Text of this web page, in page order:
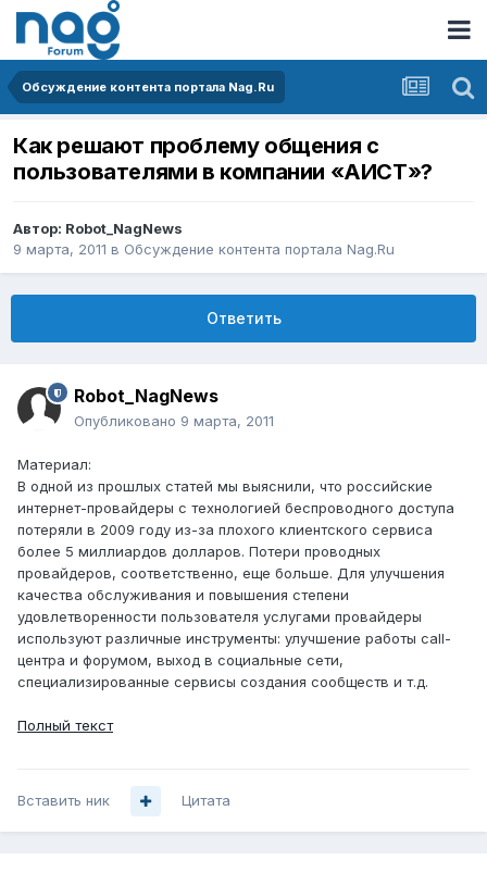
Обсуждение контента портала Nag.Ru
Как решают проблему общения с
пользователями в компании «АИСТ»?
Автор: Robot_NagNews
9 марта, 2011 в Обсуждение контента портала Nag.Ru
Ответить
Robot_NagNews
Опубликовано 9 марта, 2011
Материал:
В одной из прошлых статей мы выяснили, что российские
интернет-провайдеры с технологией беспроводного доступа
потеряли в 2009 году из-за плохого клиентского сервиса
более 5 миллиардов долларов. Потери проводных
провайдеров, соответственно, еще больше. Для улучшения
качества обслуживания и повышения степени
удовлетворенности пользователя услугами провайдеры
используют различные инструменты: улучшение работы call-
центра и форумом, выход в социальные сети,
специализированные сервисы создания сообществ и т.д.
Полный текст
Вставить ник Цитата